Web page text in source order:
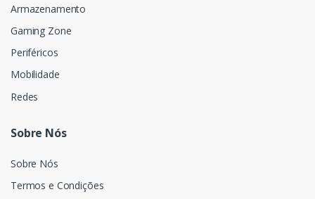
Armazenamento
Gaming Zone
Periféricos
Mobilidade
Redes
Sobre Nós
Sobre Nós
Termos e Condições